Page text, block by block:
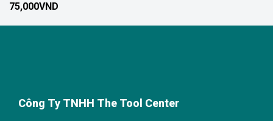
75,000VND
Công Ty TNHH The Tool Center